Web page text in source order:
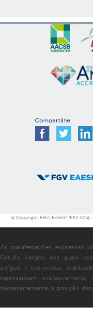
Compartilhe:
© Copyright FGV/EAESP 1992-2014.
As manifestações expressas
Getulio Vargas, nas quais
artigos e entrevistas
representam
necessariamente, a posição